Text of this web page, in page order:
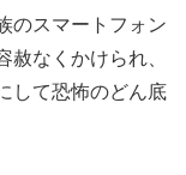
のスマートフォン
なくかけられ、
して恐怖のどん底